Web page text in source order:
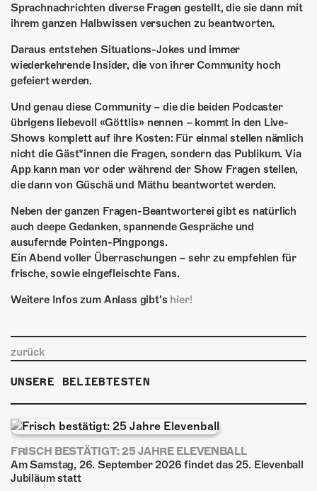
SHOP
MITMACHEN
Sprachnachrichten diverse Fragen gestellt, die sie dann mit
ihrem ganzen Halbwissen versuchen zu beantworten.
Daraus entstehen Situations-Jokes und immer
wiederkehrende Insider, die von ihrer Community hoch
gefeiert werden.
Und genau diese Community – die die beiden Podcaster
übrigens liebevoll «Göttlis» nennen – kommt in den Live-
Shows komplett auf ihre Kosten: Für einmal stellen nämlich
nicht die Gäst*innen die Fragen, sondern das Publikum. Via
App kann man vor oder während der Show Fragen stellen,
die dann von Güschä und Mäthu beantwortet werden.
Neben der ganzen Fragen-Beantworterei gibt es natürlich
auch deepe Gedanken, spannende Gespräche und
ausufernde Pointen-Pingpongs.
Ein Abend voller Überraschungen – sehr zu empfehlen für
frische, sowie eingefleischte Fans.
Weitere Infos zum Anlass gibt’s hier!
zurück
UNSERE BELIEBTESTEN
FRISCH BESTÄTIGT: 25 JAHRE ELEVENBALL
Am Samstag, 26. September 2026 findet das 25. Elevenball
Jubiläum statt